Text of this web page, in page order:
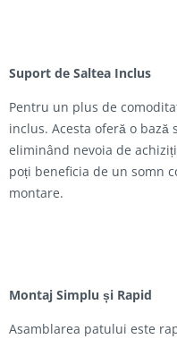
Suport de Saltea Inclus
Pentru un plus de
inclus. Acesta oferă o
eliminând nevoia de
poți beneficia de un somn
montare.
Montaj Simplu și Rapid
Asamblarea patului este